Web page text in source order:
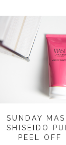
SUNDAY
SHISEIDO
PEEL OFF